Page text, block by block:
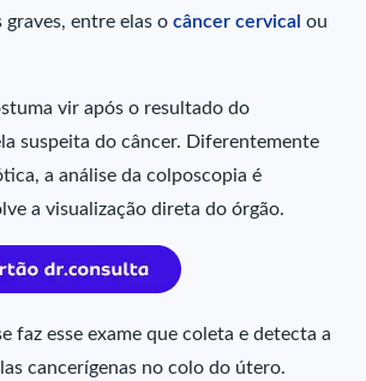
graves, entre elas ocâncer cervical ou
vir após o resultado do
suspeita do câncer. Diferentemente
a análise da colposcopia é
a visualização direta do órgão.
faz esse exame que coleta e detecta a
cancerígenas no colo do útero.